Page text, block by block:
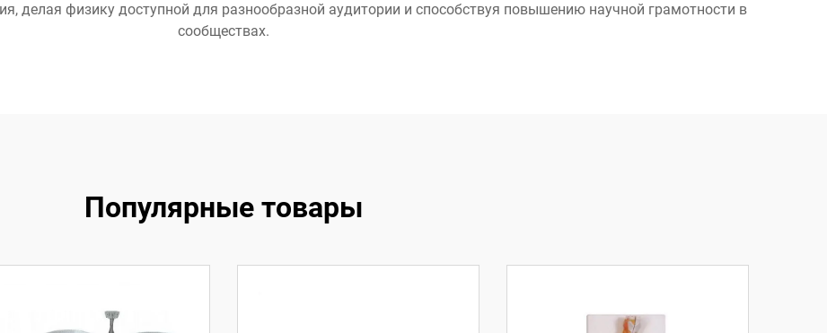
делая физику доступной для разнообразной аудитории и способствуя повышению научной грамотности в
сообществах.
Популярные товары